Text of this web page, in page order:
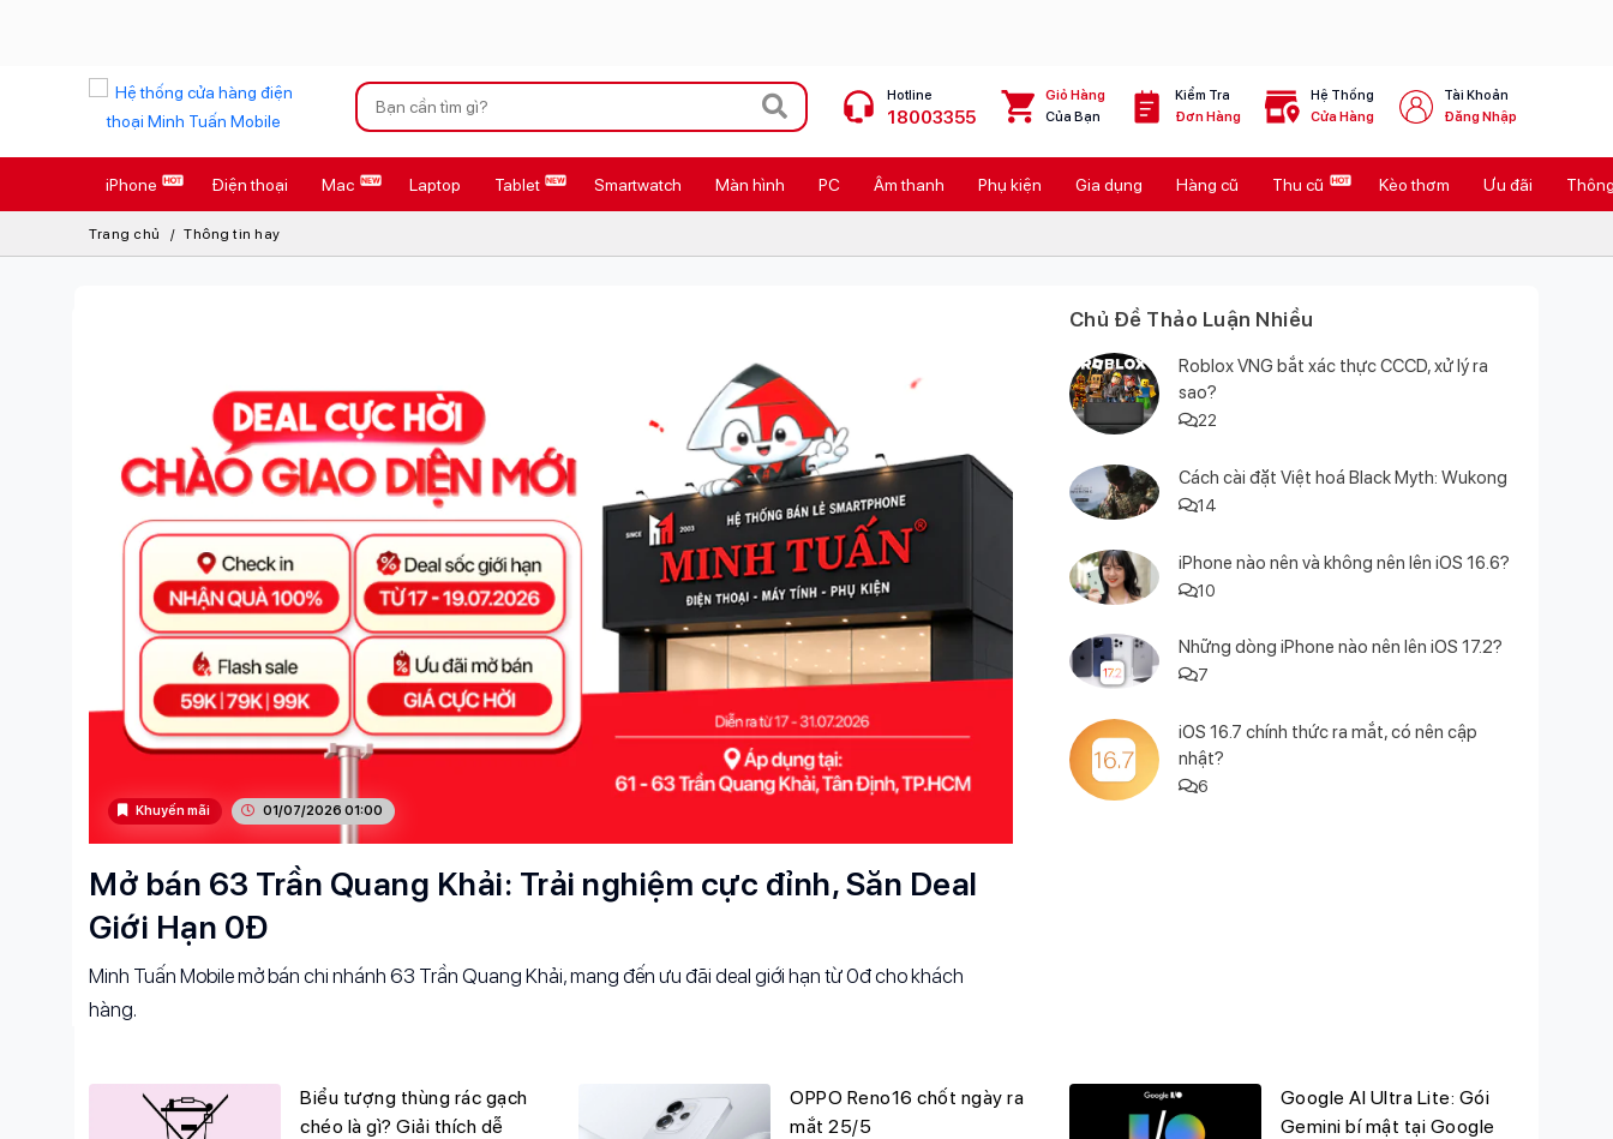
Xu hướng tìm kiếm
iPhone 17 Pro Max
AirTag 2 Mới Galaxy Z8 Series
Osmo Pocket 4 Ốp lưng Apple
Loa Marshall Cốc sạc Apple
Hotline
18003355
Giỏ Hàng
Của Bạn
Kiểm Tra
Đơn Hàng
Hệ Thống
Cửa Hàng
Tài Khoản
Đăng Nhập
iPhone Điện thoại Mac Laptop Tablet Smartwatch Màn hình PC Âm thanh Phụ kiện Gia dụng Hàng cũ Thu cũ Kèo thơm Ưu đãi
Trang chủ Thông tin hay
Khuyến mãi 01/07/2026 01:00
Mở bán 63 Trần Quang Khải: Trải nghiệm cực đỉnh, Săn Deal
Giới Hạn 0Đ
Minh Tuấn Mobile mở bán chi nhánh 63 Trần Quang Khải, mang đến ưu đãi deal giới hạn từ 0đ cho khách
hàng.
Chủ Đề Thảo Luận Nhiều
Roblox VNG bắt xác thực CCCD, xử lý ra
sao?
22
Cách cài đặt Việt hoá Black Myth: Wukong
14
iPhone nào nên và không nên lên iOS 16.6?
10
Những dòng iPhone nào nên lên iOS 17.2?
7
iOS 16.7 chính thức ra mắt, có nên cập
nhật?
6
Biểu tượng thùng rác gạch
chéo là gì? Giải thích dễ
OPPO Reno16 chốt ngày ra
mắt 25/5
Google AI Ultra Lite: Gói
Gemini bí mật tại Google